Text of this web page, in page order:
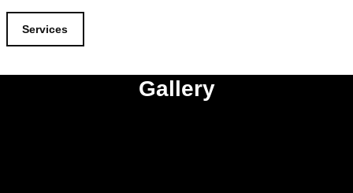
Services
Gallery